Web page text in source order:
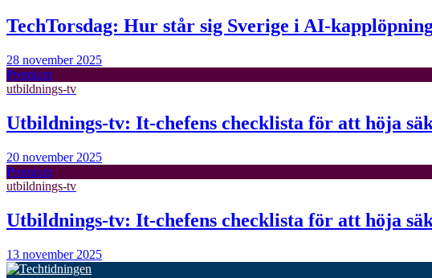
TechTorsdag: Hur står sig Sverige i AI-
28 november 2025
Premium
utbildnings-tv
Utbildnings-tv: It-chefens checklista för att höja
20 november 2025
Premium
utbildnings-tv
Utbildnings-tv: It-chefens checklista för att höja
13 november 2025